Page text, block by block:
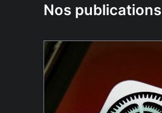
Nos publications